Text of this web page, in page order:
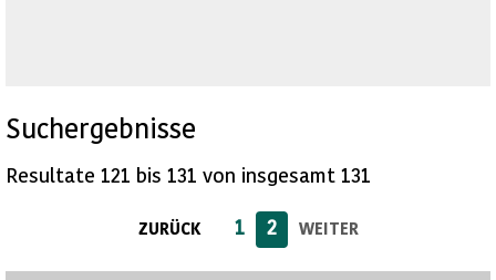
Suchergebnisse
Resultate 121 bis 131 von insgesamt 131
ZURÜCK 1 2 WEITER